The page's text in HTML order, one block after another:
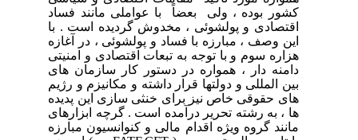
کشور بوده ، ولی بعضاً با عواملی مانند فساد
اقتصادی و پولشوئی ، مخدوش گردیده است . با
این وصف ، مبارزه با فساد و پولشوئی ، در آغازه
هزاره سوم و با توجه به تبعات اقتصادی و امنیتی
دامنه دار ، همواره در دستور کار سازمان های
بین المللی و دولتها قرار داشته و مکانیزم و رژیم
های حقوقی خاص نیز برای خنثی سازی این پدیده
ها ، به رشته تحریر درآمده است . گرچه ابزارهای
مانند گروه ویژه اقدام مالی و کنوانسیون مبارزه